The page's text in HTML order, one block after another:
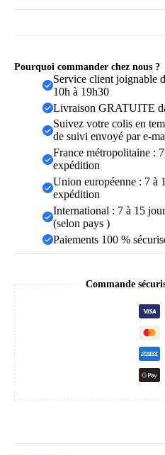
Pourquoi commander chez nous ?
Service client joignable
10h à 19h30
Livraison GRATUITE
Suivez votre colis en
de suivi envoyé par e-
France métropolitaine :
expédition
Union européenne : 7 à
expédition
International : 7 à 15
(selon pays )
Paiements 100 %
Commande